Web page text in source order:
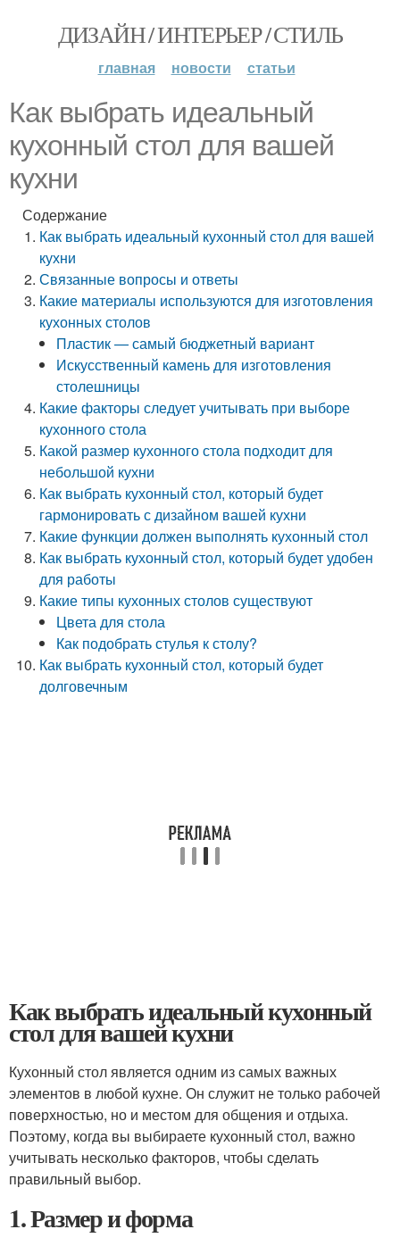
ДИЗАЙН / ИНТЕРЬЕР / СТИЛЬ
главная новости статьи
Как выбрать идеальный
кухонный стол для вашей
кухни
Содержание
Как выбрать идеальный кухонный стол для вашей
кухни
Связанные вопросы и ответы
Какие материалы используются для изготовления
кухонных столов
Пластик — самый бюджетный вариант
Искусственный камень для изготовления
столешницы
Какие факторы следует учитывать при выборе
кухонного стола
Какой размер кухонного стола подходит для
небольшой кухни
Как выбрать кухонный стол, который будет
гармонировать с дизайном вашей кухни
Какие функции должен выполнять кухонный стол
Как выбрать кухонный стол, который будет удобен
для работы
Какие типы кухонных столов существуют
Цвета для стола
Как подобрать стулья к столу?
Как выбрать кухонный стол, который будет
долговечным
Как выбрать идеальный кухонный
стол для вашей кухни
Кухонный стол является одним из самых важных
элементов в любой кухне. Он служит не только рабочей
поверхностью, но и местом для общения и отдыха.
Поэтому, когда вы выбираете кухонный стол, важно
учитывать несколько факторов, чтобы сделать
правильный выбор.
1. Размер и форма